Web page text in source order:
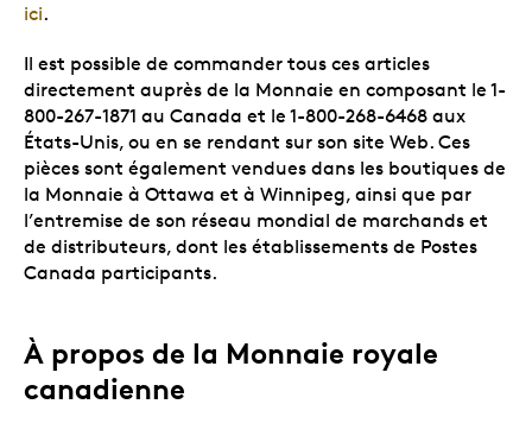
ici.
Il est possible de commander tous ces articles
directement auprès de la Monnaie en composant le 1-
800-267-1871 au Canada et le 1-800-268-6468 aux
États-Unis, ou en se rendant sur son site Web. Ces
pièces sont également vendues dans les boutiques de
la Monnaie à Ottawa et à Winnipeg, ainsi que par
l’entremise de son réseau mondial de marchands et
de distributeurs, dont les établissements de Postes
Canada participants.
À propos de la Monnaie royale
canadienne